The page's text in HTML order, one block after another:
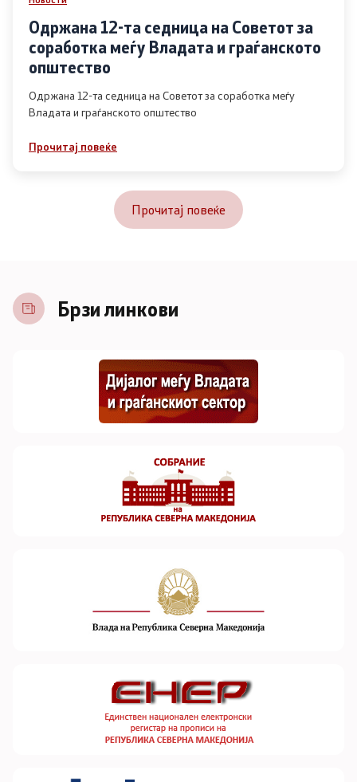
Одржана 12-та седница на Советот за
соработка меѓу Владата и граѓанското
општество
Одржана 12-та седница на Советот за соработка меѓу
Владата и граѓанското општество
Прочитај повеќе
Прочитај повеќе
Брзи линкови